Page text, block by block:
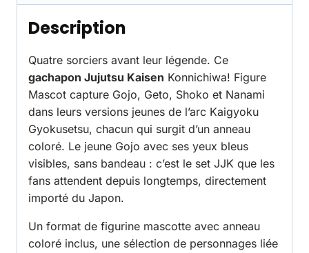
Description
Quatre sorciers avant leur légende. Ce
gachapon Jujutsu Kaisen Konnichiwa! Figure
Mascot capture Gojo, Geto, Shoko et Nanami
dans leurs versions jeunes de l’arc Kaigyoku
Gyokusetsu, chacun qui surgit d’un anneau
coloré. Le jeune Gojo avec ses yeux bleus
visibles, sans bandeau : c’est le set JJK que les
fans attendent depuis longtemps, directement
importé du Japon.
Un format de figurine mascotte avec anneau
coloré inclus, une sélection de personnages liée